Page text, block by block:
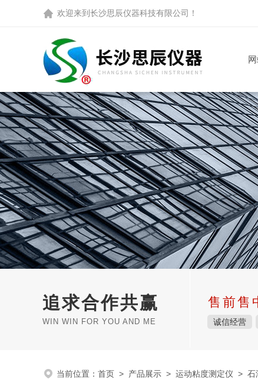
欢迎来到 长沙思辰仪器科技有限公司 ！
追求合作共赢
WIN WIN FOR YOU AND ME
售前售
诚信经营
当前位置： 首页 > 产品展示 > 运动粘度测定仪 > 石